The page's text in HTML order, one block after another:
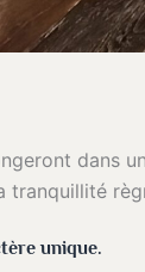
dans
tranquillité
unique.